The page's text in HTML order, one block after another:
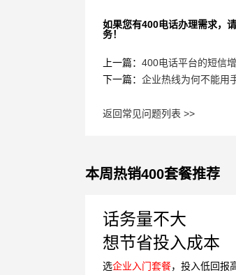
如果您有400电话办理需求，
务！
上一篇： 400电话平台的短信
下一篇： 企业热线为何不能用
返回常见问题列表 >>
本周热销400套餐推荐
话务量不大
想节省投入成本
选企业入门套餐，投入低回报